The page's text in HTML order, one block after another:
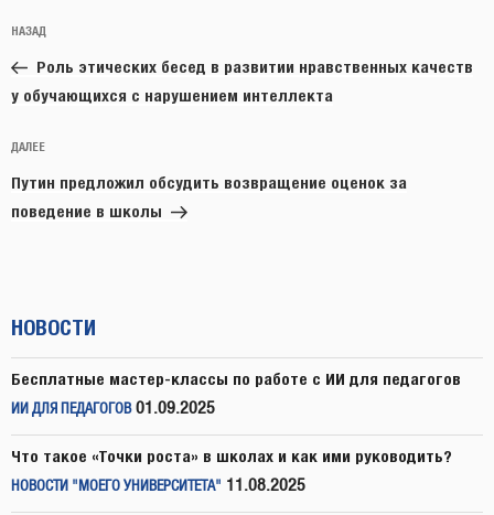
по
записям
Предыдущая
запись:
НАЗАД
Роль этических бесед в развитии нравственных качеств
у обучающихся с нарушением интеллекта
Следующая
запись
ДАЛЕЕ
Путин предложил обсудить возвращение оценок за
поведение в школы
НОВОСТИ
Бесплатные мастер-классы по работе с ИИ для педагогов
ИИ ДЛЯ ПЕДАГОГОВ 01.09.2025
Что такое «Точки роста» в школах и как ими руководить?
НОВОСТИ "МОЕГО УНИВЕРСИТЕТА" 11.08.2025